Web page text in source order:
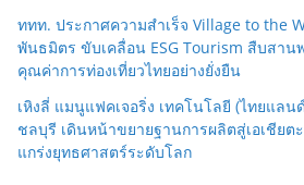
ททท. ประกาศความสำเร็จ Village to the
พันธมิตร ขับเคลื่อน ESG Tourism สืบสา
คุณค่าการท่องเที่ยวไทยอย่างยั่งยืน
เหิงลี่ แมนูแฟคเจอริ่ง เทคโนโลยี (ไทยแลน
ชลบุรี เดินหน้าขยายฐานการผลิตสู่เอเชียต
แกร่งยุทธศาสตร์ระดับโลก